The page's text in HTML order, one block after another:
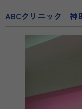
ABCクリニック 神